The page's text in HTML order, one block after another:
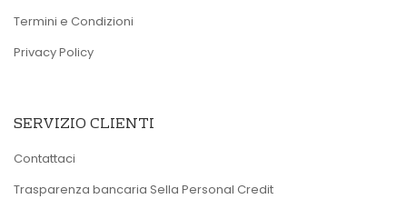
Termini e Condizioni
Privacy Policy
SERVIZIO CLIENTI
Contattaci
Trasparenza bancaria Sella Personal Credit